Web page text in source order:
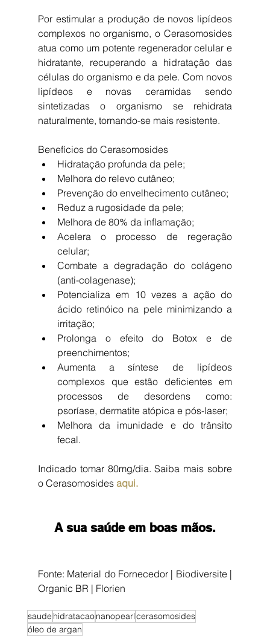
Por estimular a produção de novos lipídeos
complexos no organismo, o Cerasomosides
atua como um potente regenerador celular e
hidratante, recuperando a hidratação das
células do organismo e da pele. Com novos
lipídeos e novas ceramidas sendo
sintetizadas o organismo se rehidrata
naturalmente, tornando-se mais resistente.
Benefícios do Cerasomosides
Hidratação profunda da pele;
Melhora do relevo cutâneo;
Reduz a rugosidade da pele;
Melhora de 80% da inflamação;
Acelera o processo de regeração
celular;
Combate a degradação do colágeno
(anti-colagenase);
Potencializa em 10 vezes a ação do
ácido retinóico na pele minimizando a
irritação;
Prolonga o efeito do Botox e de
preenchimentos;
Aumenta a síntese de lipídeos
complexos que estão deficientes em
processos de desordens como:
Melhora da imunidade e do trânsito
fecal.
Indicado tomar 80mg/dia. Saiba mais sobre
o Cerasomosides aqui.
A sua saúde em boas mãos.
Fonte: Material do Fornecedor | Biodiversite |
Organic BR | Florien
saude hidratacaonanopearlcerasomosides
óleo de argan